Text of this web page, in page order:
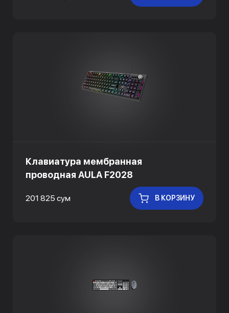
Клавиатура мембранная
проводная AULA F2028
201 825 сум В КОРЗИНУ